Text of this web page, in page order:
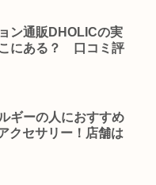
ン通販DHOLICの実
にある？ 口コミ評
ギーの人におすすめ
クセサリー！店舗は